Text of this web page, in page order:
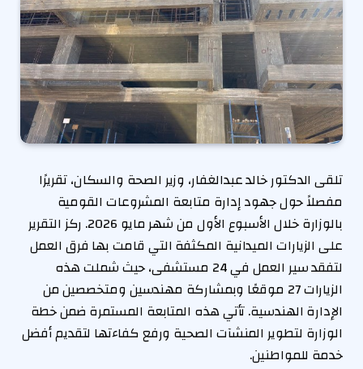
تلقى الدكتور خالد عبدالغفار، وزير الصحة والسكان، تقريرًا
مفصلاً حول جهود إدارة متابعة المشروعات القومية
بالوزارة خلال الأسبوع الأول من شهر مايو 2026. ركز التقرير
على الزيارات الميدانية المكثفة التي قامت بها فرق العمل
لتفقد سير العمل في 24 مستشفى، حيث شملت هذه
الزيارات 27 موقعًا وبمشاركة مهندسين ومتخصصين من
الإدارة الهندسية. تأتي هذه المتابعة المستمرة ضمن خطة
الوزارة لتطوير المنشآت الصحية ورفع كفاءتها لتقديم أفضل
خدمة للمواطنين.